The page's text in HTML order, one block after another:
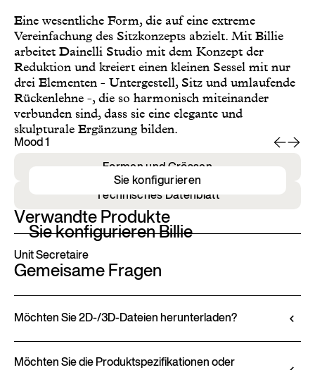
Eine wesentliche Form, die auf eine extreme
Vereinfachung des Sitzkonzepts abzielt. Mit Billie
arbeitet Dainelli Studio mit dem Konzept der
Reduktion und kreiert einen kleinen Sessel mit nur
drei Elementen - Untergestell, Sitz und umlaufende
Rückenlehne -, die so harmonisch miteinander
verbunden sind, dass sie eine elegante und
skulpturale Ergänzung bilden.
Mood 1
Formen und Grössen
Technisches Datenblatt
Sie konfigurieren Billie
Sie konfigurieren
Verwandte Produkte
Unit Secretaire
Gemeisame Fragen
Möchten Sie 2D-/3D-Dateien herunterladen?
Anpassung seiner Produkte über den 3D-
Möchten Sie die Produktspezifikationen oder